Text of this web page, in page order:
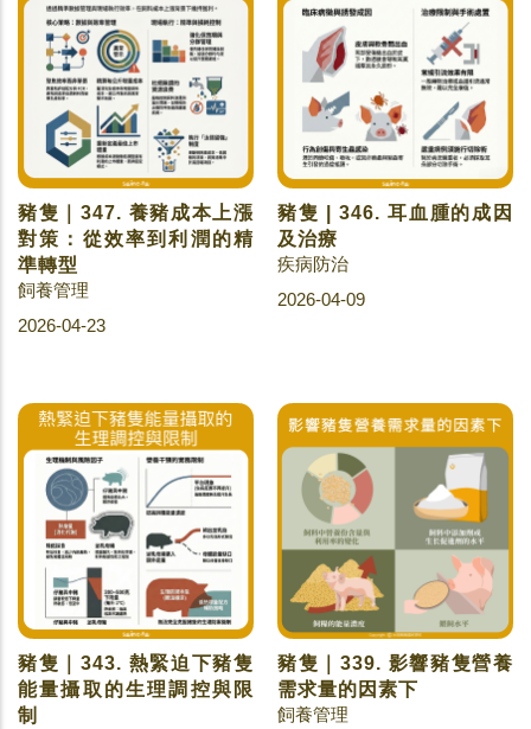
豬隻｜347. 養豬成本上漲
對策：從效率到利潤的精
準轉型
飼養管理
2026-04-23
豬隻 | 346. 耳血腫的成因
及治療
疾病防治
2026-04-09
豬隻｜343. 熱緊迫下豬隻
能量攝取的生理調控與限
制
豬隻｜339. 影響豬隻營養
需求量的因素下
飼養管理